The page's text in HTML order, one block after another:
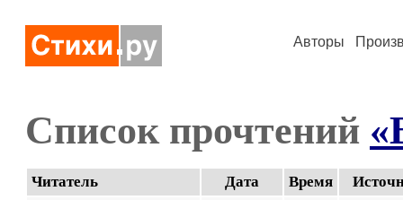
Авторы
Список прочтений
Читатель Дата Время